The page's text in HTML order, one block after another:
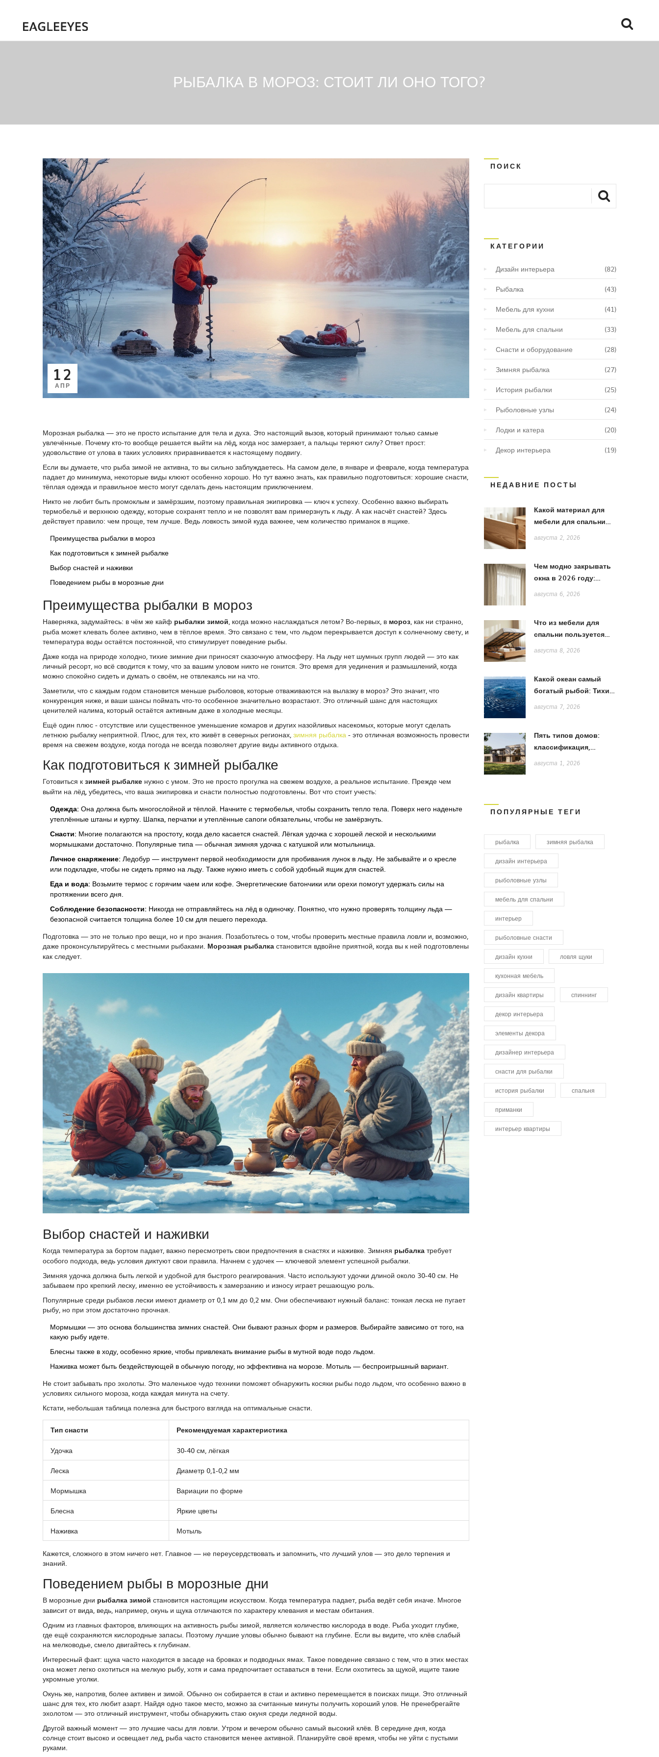
РЫБАЛКА В МОРОЗ: СТОИТ ЛИ ОНО ТОГО?
12
АПР
Морозная рыбалка — это не просто испытание для тела и духа. Это настоящий вызов, который принимают только самые
увлечённые. Почему кто-то вообще решается выйти на лёд, когда нос замерзает, а пальцы теряют силу? Ответ прост:
удовольствие от улова в таких условиях приравнивается к настоящему подвигу.
Если вы думаете, что рыба зимой не активна, то вы сильно заблуждаетесь. На самом деле, в январе и феврале, когда температура
падает до минимума, некоторые виды клюют особенно хорошо. Но тут важно знать, как правильно подготовиться: хорошие снасти,
тёплая одежда и правильное место могут сделать день настоящим приключением.
Никто не любит быть промоклым и замёрзшим, поэтому правильная экипировка — ключ к успеху. Особенно важно выбирать
термобельё и верхнюю одежду, которые сохранят тепло и не позволят вам примерзнуть к льду. А как насчёт снастей? Здесь
действует правило: чем проще, тем лучше. Ведь ловкость зимой куда важнее, чем количество приманок в ящике.
Преимущества рыбалки в мороз
Как подготовиться к зимней рыбалке
Выбор снастей и наживки
Поведением рыбы в морозные дни
Преимущества рыбалки в мороз
Наверняка, задумайтесь: в чём же кайф рыбалки зимой, когда можно наслаждаться летом? Во-первых, в мороз, как ни странно,
рыба может клевать более активно, чем в тёплое время. Это связано с тем, что льдом перекрывается доступ к солнечному свету, и
температура воды остаётся постоянной, что стимулирует поведение рыбы.
Даже когда на природе холодно, тихие зимние дни приносят сказочную атмосферу. На льду нет шумных групп людей — это как
личный ресорт, но всё сводится к тому, что за вашим уловом никто не гонится. Это время для уединения и размышлений, когда
можно спокойно сидеть и думать о своём, не отвлекаясь ни на что.
Заметили, что с каждым годом становится меньше рыболовов, которые отваживаются на вылазку в мороз? Это значит, что
конкуренция ниже, и ваши шансы поймать что-то особенное значительно возрастают. Это отличный шанс для настоящих
ценителей налима, который остаётся активным даже в холодные месяцы.
Ещё один плюс - отсутствие или существенное уменьшение комаров и других назойливых насекомых, которые могут сделать
летнюю рыбалку неприятной. Плюс, для тех, кто живёт в северных регионах, зимняя рыбалка - это отличная возможность провести
время на свежем воздухе, когда погода не всегда позволяет другие виды активного отдыха.
Как подготовиться к зимней рыбалке
Готовиться к зимней рыбалке нужно с умом. Это не просто прогулка на свежем воздухе, а реальное испытание. Прежде чем
выйти на лёд, убедитесь, что ваша экипировка и снасти полностью подготовлены. Вот что стоит учесть:
Одежда: Она должна быть многослойной и тёплой. Начните с термобелья, чтобы сохранить тепло тела. Поверх него наденьте
утеплённые штаны и куртку. Шапка, перчатки и утеплённые сапоги обязательны, чтобы не замёрзнуть.
Снасти: Многие полагаются на простоту, когда дело касается снастей. Лёгкая удочка с хорошей леской и несколькими
мормышками достаточно. Популярные типа — обычная зимняя удочка с катушкой или мотыльница.
Личное снаряжение: Ледобур — инструмент первой необходимости для пробивания лунок в льду. Не забывайте и о кресле
или подкладке, чтобы не сидеть прямо на льду. Также нужно иметь с собой удобный ящик для снастей.
Еда и вода: Возьмите термос с горячим чаем или кофе. Энергетические батончики или орехи помогут удержать силы на
протяжении всего дня.
Соблюдение безопасности: Никогда не отправляйтесь на лёд в одиночку. Понятно, что нужно проверять толщину льда —
безопасной считается толщина более 10 см для пешего перехода.
Подготовка — это не только про вещи, но и про знания. Позаботьтесь о том, чтобы проверить местные правила ловли и, возможно,
даже проконсультируйтесь с местными рыбаками. Морозная рыбалка становится вдвойне приятной, когда вы к ней подготовлены
как следует.
Выбор снастей и наживки
Когда температура за бортом падает, важно пересмотреть свои предпочтения в снастях и наживке. Зимняя рыбалка требует
особого подхода, ведь условия диктуют свои правила. Начнем с удочек — ключевой элемент успешной рыбалки.
Зимняя удочка должна быть легкой и удобной для быстрого реагирования. Часто используют удочки длиной около 30-40 см. Не
забываем про крепкий леску, именно ее устойчивость к замерзанию и износу играет решающую роль.
Популярные среди рыбаков лески имеют диаметр от 0,1 мм до 0,2 мм. Они обеспечивают нужный баланс: тонкая леска не пугает
рыбу, но при этом достаточно прочная.
Мормышки — это основа большинства зимних снастей. Они бывают разных форм и размеров. Выбирайте зависимо от того, на
какую рыбу идете.
Блесны также в ходу, особенно яркие, чтобы привлекать внимание рыбы в мутной воде подо льдом.
Наживка может быть бездействующей в обычную погоду, но эффективна на морозе. Мотыль — беспроигрышный вариант.
Не стоит забывать про эхолоты. Это маленькое чудо техники поможет обнаружить косяки рыбы подо льдом, что особенно важно в
условиях сильного мороза, когда каждая минута на счету.
Кстати, небольшая таблица полезна для быстрого взгляда на оптимальные снасти.
Тип снасти Рекомендуемая характеристика
Удочка 30-40 см, лёгкая
Леска Диаметр 0,1-0,2 мм
Мормышка Вариации по форме
Блесна Яркие цветы
Наживка Мотыль
Кажется, сложного в этом ничего нет. Главное — не переусердствовать и запомнить, что лучший улов — это дело терпения и
знаний.
Поведением рыбы в морозные дни
В морозные дни рыбалка зимой становится настоящим искусством. Когда температура падает, рыба ведёт себя иначе. Многое
зависит от вида, ведь, например, окунь и щука отличаются по характеру клевания и местам обитания.
Одним из главных факторов, влияющих на активность рыбы зимой, является количество кислорода в воде. Рыба уходит глубже,
где ещё сохраняются кислородные запасы. Поэтому лучшие уловы обычно бывают на глубине. Если вы видите, что клёв слабый
на мелководье, смело двигайтесь к глубинам.
Интересный факт: щука часто находится в засаде на бровках и подводных ямах. Такое поведение связано с тем, что в этих местах
она может легко охотиться на мелкую рыбу, хотя и сама предпочитает оставаться в тени. Если охотитесь за щукой, ищите такие
укромные уголки.
Окунь же, напротив, более активен и зимой. Обычно он собирается в стаи и активно перемещается в поисках пищи. Это отличный
шанс для тех, кто любит азарт. Найдя одно такое место, можно за считанные минуты получить хороший улов. Не пренебрегайте
эхолотом — это отличный инструмент, чтобы обнаружить стаю окуня среди ледяной воды.
Другой важный момент — это лучшие часы для ловли. Утром и вечером обычно самый высокий клёв. В середине дня, когда
солнце стоит высоко и освещает лед, рыба часто становится менее активной. Планируйте своё время, чтобы не уйти с пустыми
руками.
ПОИСК
КАТЕГОРИИ
Дизайн интерьера (82)
Рыбалка (43)
Мебель для кухни (41)
Мебель для спальни (33)
Снасти и оборудование (28)
Зимняя рыбалка (27)
История рыбалки (25)
Рыболовные узлы (24)
Лодки и катера (20)
Декор интерьера (19)
НЕДАВНИЕ ПОСТЫ
Какой материал для
мебели для спальни
лучше: сравнение
августа 2, 2026
Чем модно закрывать
окна в 2026 году:
тренды штор, жалюзи
августа 6, 2026
Что из мебели для
спальни пользуется
спросом в 2026 году:
августа 8, 2026
Какой океан самый
богатый рыбой: Тихий,
Атлантический или
августа 7, 2026
Пять типов домов:
классификация,
особенности и выбор
августа 1, 2026
ПОПУЛЯРНЫЕ ТЕГИ
рыбалка зимняя рыбалка
дизайн интерьера
рыболовные узлы
мебель для спальни
интерьер
рыболовные снасти
дизайн кухни ловля щуки
кухонная мебель
дизайн квартиры спиннинг
декор интерьера
элементы декора
дизайнер интерьера
снасти для рыбалки
история рыбалки спальня
приманки
интерьер квартиры